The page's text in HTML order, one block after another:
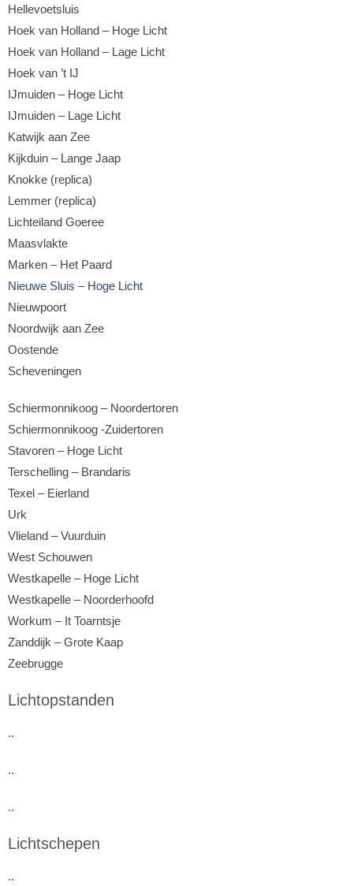
Hellevoetsluis
Hoek van Holland – Hoge Licht
Hoek van Holland – Lage Licht
Hoek van ’t IJ
IJmuiden – Hoge Licht
IJmuiden – Lage Licht
Katwijk aan Zee
Kijkduin – Lange Jaap
Knokke (replica)
Lemmer (replica)
Lichteiland Goeree
Maasvlakte
Marken – Het Paard
Nieuwe Sluis – Hoge Licht
Nieuwpoort
Noordwijk aan Zee
Oostende
Scheveningen
Schiermonnikoog – Noordertoren
Schiermonnikoog -Zuidertoren
Stavoren – Hoge Licht
Terschelling – Brandaris
Texel – Eierland
Urk
Vlieland – Vuurduin
West Schouwen
Westkapelle – Hoge Licht
Westkapelle – Noorderhoofd
Workum – It Toarntsje
Zanddijk – Grote Kaap
Zeebrugge
Lichtopstanden
..
..
..
Lichtschepen
..